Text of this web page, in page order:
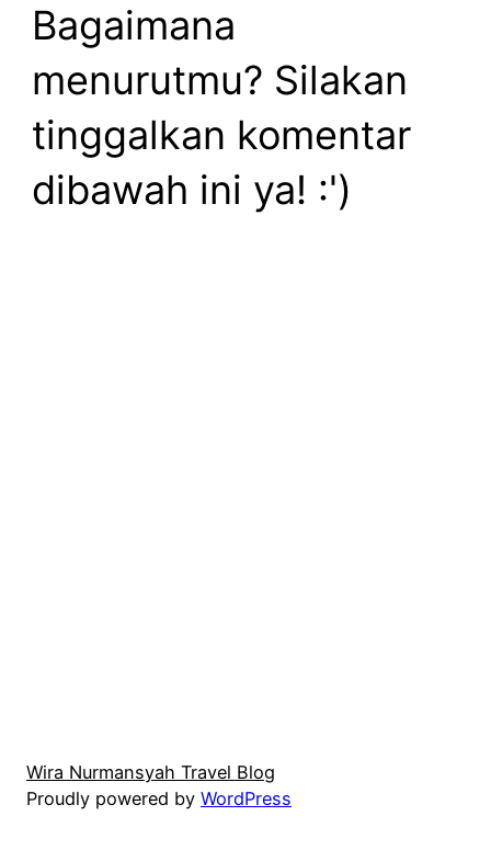
Bagaimana
menurutmu? Silakan
tinggalkan komentar
dibawah ini ya! :')
Wira Nurmansyah Travel Blog
Proudly powered by WordPress